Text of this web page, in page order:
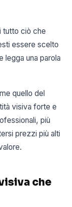
tutto ciò che
essere scelto
una parola
quello del
visiva forte e
più
prezzi più alti
che